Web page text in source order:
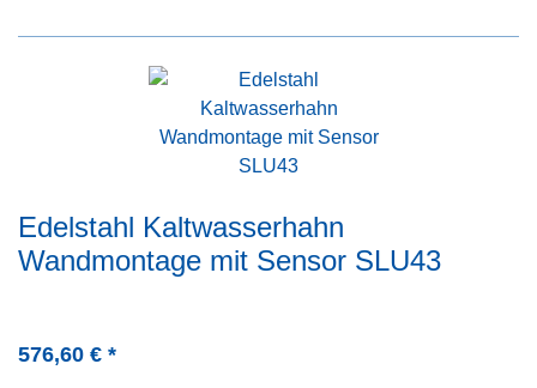
Edelstahl Kaltwasserhahn
Wandmontage mit Sensor SLU43
576,60 € *